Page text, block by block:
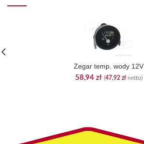
Zegar temp. wody 12V
58,94 zł (47,92 złnetto)